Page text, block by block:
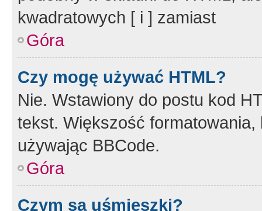
kwadratowych [ i ] zamiast
Góra
Czy mogę używać HTML?
Nie. Wstawiony do postu kod
tekst. Większość
używając BBCode.
Góra
Czym są uśmieszki?